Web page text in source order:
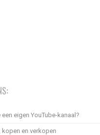
eigen YouTube-kanaal?
kopen en verkopen